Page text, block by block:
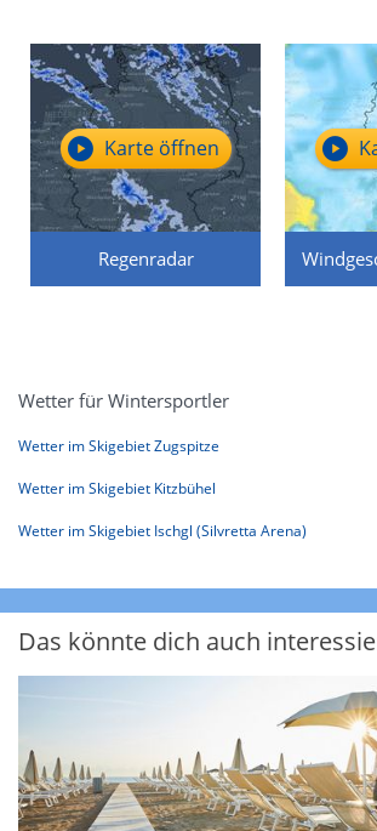
Regenradar
Karte öffnen
Wetter für Wintersportler
Wetter im Skigebiet Zugspitze
Wetter im Skigebiet Kitzbühel
Wetter im Skigebiet Ischgl (Silvretta Arena)
Das könnte dich auch